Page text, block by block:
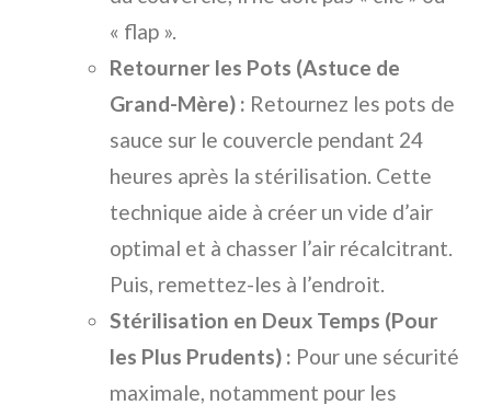
« flap ».
Retourner les Pots (Astuce de
Grand-Mère) : Retournez les pots de
sauce sur le couvercle pendant 24
heures après la stérilisation. Cette
technique aide à créer un vide d’air
optimal et à chasser l’air récalcitrant.
Puis, remettez-les à l’endroit.
Stérilisation en Deux Temps (Pour
les Plus Prudents) : Pour une sécurité
maximale, notamment pour les